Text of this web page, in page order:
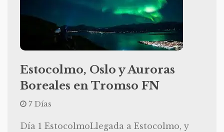
Estocolmo, Oslo y Auroras
Boreales en Tromso FN
7 Días
Día 1 EstocolmoLlegada a Estocolmo, y